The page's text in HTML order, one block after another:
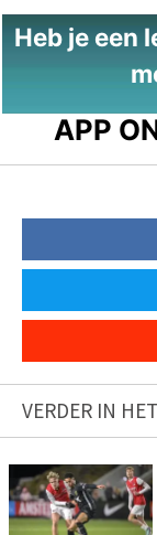
Heb je een
APP
VERDER IN